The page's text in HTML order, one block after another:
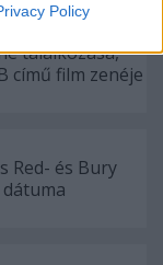
other
Policy
találkozása,
című film zenéje
Red- és Bury